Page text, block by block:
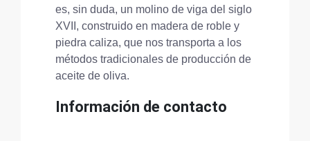
es, sin duda, un molino de viga del siglo
XVII, construido en madera de roble y
piedra caliza, que nos transporta a los
métodos tradicionales de producción de
aceite de oliva.
Información de contacto